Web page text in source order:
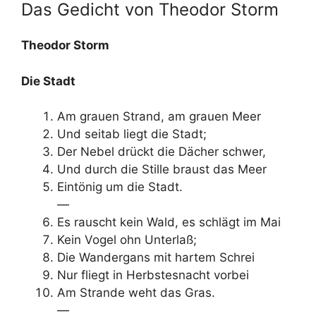
Das Gedicht von Theodor Storm
Theodor Storm
Die Stadt
Am grauen Strand, am grauen Meer
Und seitab liegt die Stadt;
Der Nebel drückt die Dächer schwer,
Und durch die Stille braust das Meer
Eintönig um die Stadt.
—
Es rauscht kein Wald, es schlägt im Mai
Kein Vogel ohn Unterlaß;
Die Wandergans mit hartem Schrei
Nur fliegt in Herbstesnacht vorbei
Am Strande weht das Gras.
—